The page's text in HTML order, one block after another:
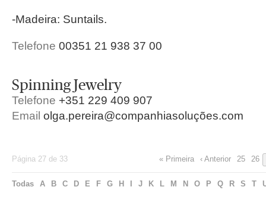
-Madeira: Suntails.
Telefone 00351 21 938 37 00
Spinning Jewelry
Telefone +351 229 409 907
Email olga.pereira@companhiasoluções.com
Página 27 de 33 « Primeira ‹ Anterior 25 26
Todas A B C D E F G H J K L M N O P Q R S T